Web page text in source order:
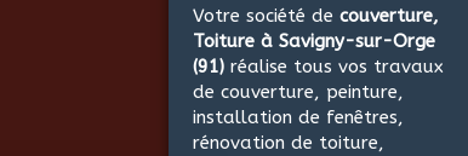
Votre société decouverture,
Toiture à Savigny-sur-Orge
(91)réalise tous vos travaux
de couverture, peinture,
installation de fenêtres,
rénovation de toiture,